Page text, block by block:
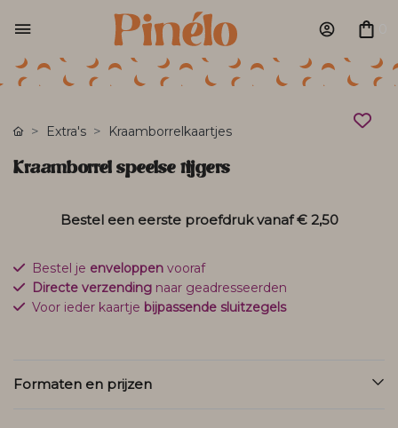
Extra's Kraamborrelkaartjes
Kraamborrel speelse tijgers
Bestel een eerste proefdruk vanaf€ 2,50
Bestel je enveloppen vooraf
Directe verzending naar geadresseerden
Voor ieder kaartje bijpassende sluitzegels
Formaten en prijzen